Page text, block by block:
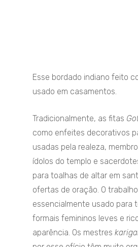
Esse bordado indiano feito
usado ​​​​em casamentos.
Tradicionalmente, as fitas
como enfeites decorativos
usadas pela realeza,
ídolos do templo e
para toalhas de altar em
ofertas de oração. O trabalho
essencialmente usado para
formais femininos leves e
aparência. Os mestres